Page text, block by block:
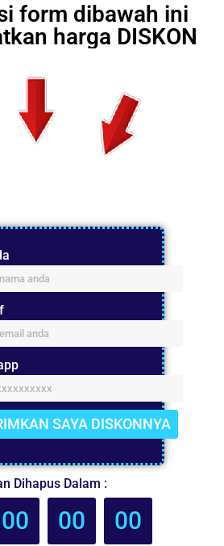
form dibawah ini
harga DISKON
SAYA DISKONNYA
Dihapus Dalam :
00 00 00